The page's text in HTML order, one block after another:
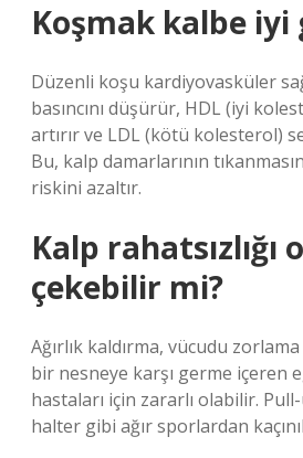
Koşmak kalbe iyi
Düzenli koşu kardiyovasküler
basıncını düşürür, HDL (iyi
artırır ve LDL (kötü kolesterol)
Bu, kalp damarlarının
riskini azaltır.
Kalp rahatsızlığı
çekebilir mi?
Ağırlık kaldırma, vücudu
bir nesneye karşı germe içeren
hastaları için zararlı olabilir.
halter gibi ağır sporlardan